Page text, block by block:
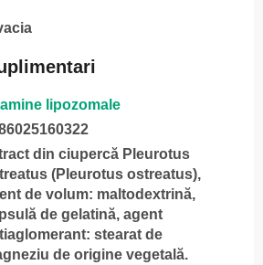
lipozomale
din ciupercă Pleurotus
(Pleurotus ostreatus),
de volum: maltodextrină,
de gelatină, agent
stearat de
de origine vegetală.